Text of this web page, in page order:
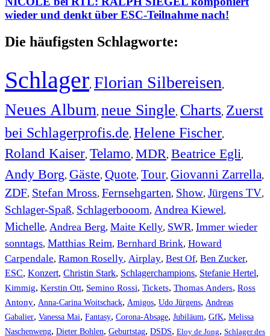
wieder und denkt über ESC-Teilnahme nach!
Die häufigsten Schlagworte:
Schlager, Florian Silbereisen,
Neues Album, neue Single, Charts, Zuerst
bei Schlagerprofis.de, Helene Fischer,
Roland Kaiser, Telamo, MDR, Beatrice Egli,
Andy Borg, Gäste, Quote, Tour, Giovanni Zarrella,
ZDF, Stefan Mross, Fernsehgarten, Show, Jürgens TV,
Schlager-Spaß, Schlagerbooom, Andrea Kiewel,
Michelle, Andrea Berg, Maite Kelly, SWR, Immer wieder
sonntags, Matthias Reim, Bernhard Brink, Howard
Carpendale, Ramon Roselly, Airplay, Best Of, Ben Zucker,
ESC, Konzert, Christin Stark, Schlagerchampions, Stefanie Hertel,
Kimmig, Kerstin Ott, Semino Rossi, Tickets, Thomas Anders, Ross
Antony, Anna-Carina Woitschack, Amigos, Udo Jürgens, Andreas
Gabalier, Vanessa Mai, Fantasy, Corona-Absage, Jubiläum, GfK, Melissa
Naschenweng, Dieter Bohlen, Geburtstag, DSDS, Eloy de Jong, Schlager des